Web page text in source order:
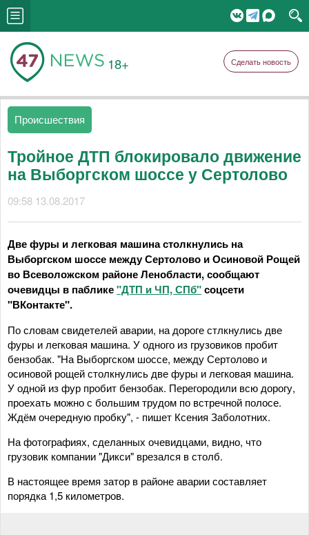
18+ Сделать новость
Происшествия
Тройное ДТП блокировало движение
на Выборгском шоссе у Сертолово
09:58 13.08.2017
Две фуры и легковая машина столкнулись на
Выборгском шоссе между Сертолово и Осиновой Рощей
во Всеволожском районе Ленобласти, сообщают
очевидцы в паблике"ДТП и ЧП, СПб"соцсети
"ВКонтакте".
По словам свидетелей аварии, на дороге стлкнулись две
фуры и легковая машина. У одного из грузовиков пробит
бензобак. "На Выборгском шоссе, между Сертолово и
осиновой рощей столкнулись две фуры и легковая машина.
У одной из фур пробит бензобак. Перегородили всю дорогу,
проехать можно с большим трудом по встречной полосе.
Ждём очередную пробку", - пишет Ксения Заболотних.
На фотографиях, сделанных очевидцами, видно, что
грузовик компании "Дикси" врезался в столб.
В настоящее время затор в районе аварии составляет
порядка 1,5 километров.